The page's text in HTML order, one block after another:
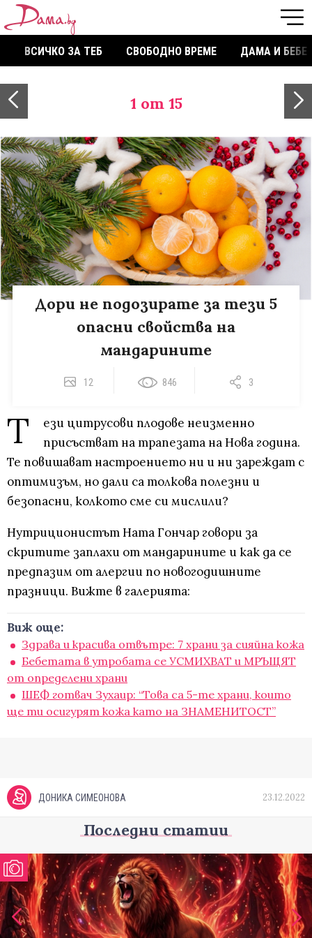
ВСИЧКО ЗА ТЕБ СВОБОДНО ВРЕМЕ ДАМА И БЕБЕ
1 от 15
Дори не подозирате за тези 5
опасни свойства на
мандарините
12 846 3
Т
ези цитрусови плодове неизменно
присъстват на трапезата на Нова година.
Те повишават настроението ни и ни зареждат с
оптимизъм, но дали са толкова полезни и
безопасни, колкото сме си мислили?
Нутриционистът Ната Гончар говори за
скритите заплахи от мандарините и как да се
предпазим от алергии по новогодишните
празници. Вижте в галерията:
Виж още:
Здрава и красива отвътре: 7 храни за сияйна кожа
Бебетата в утробата се УСМИХВАТ и МРЪЩЯТ
от определени храни
ШЕФ готвач Зухаир: “Това са 5-те храни, които
ще ти осигурят кожа като на ЗНАМЕНИТОСТ”
ДОНИКА СИМЕОНОВА 23.12.2022
Последни статии